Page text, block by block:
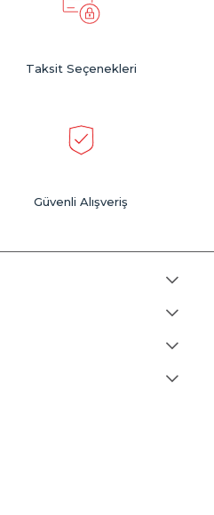
Taksit Seçenekleri
Güvenli Alışveriş